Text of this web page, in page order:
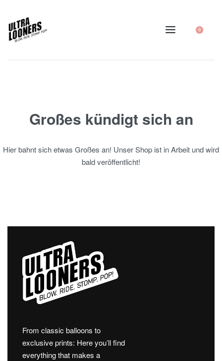
0
Großes kündigt sich an
Hier bahnt sich etwas Großes an! Unser Shop ist in Arbeit und wird
bald veröffentlicht!
From classic balloons to
exclusive prints: Here you’ll find
everything that makes a